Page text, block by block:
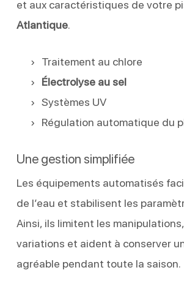
et aux caractéristiques de votre
Atlantique.
Traitement au chlore
Électrolyse au sel
Systèmes UV
Régulation automatique du
Une gestion simplifiée
Les équipements automatisés
de l’eau et stabilisent les
Ainsi, ils limitent les
variations et aident à conserver
agréable pendant toute la saison.